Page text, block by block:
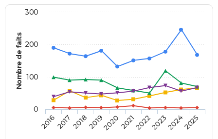
Nombre de faits
2016201720182019202020212022202320242025
0
100
200
300